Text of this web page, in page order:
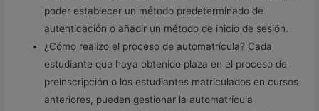
poder establecer un método predeterminado de
autenticación o añadir un método de inicio de sesión.
¿Cómo realizo el proceso de automatrícula? Cada
estudiante que haya obtenido plaza en el proceso de
preinscripción o los estudiantes matriculados en cursos
anteriores, pueden gestionar la automatrícula